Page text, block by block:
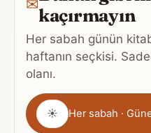
✉kaçırmayın
Her sabah günün
haftanın seçkisi.
olanı.
Gönderim
sıklığı
☀ Her sabah ·